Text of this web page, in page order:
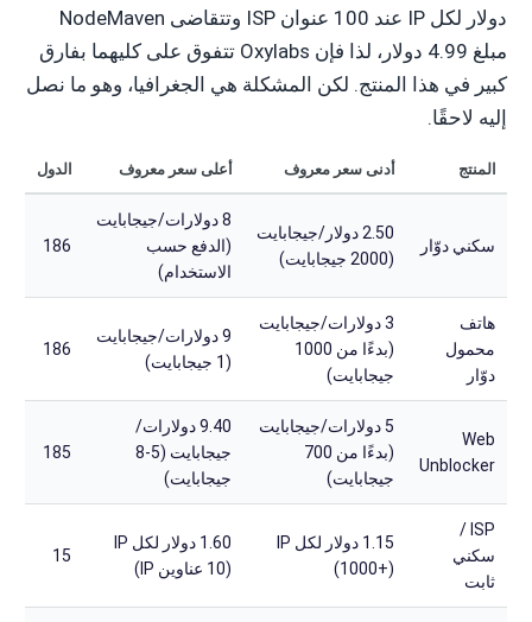
دولار لكل IP عند 100 عنوان ISP وتتقاضى NodeMaven
مبلغ 4.99 دولار، لذا فإن Oxylabs تتفوق على كليهما بفارق
كبير في هذا المنتج. لكن المشكلة هي الجغرافيا، وهو ما نصل
إليه لاحقًا.
المنتج أدنى سعر معروف أعلى سعر معروف الدول
سكني دوّار
2.50 دولار/جيجابايت
(2000 جيجابايت)
8 دولارات/جيجابايت
(الدفع حسب
الاستخدام)
186
هاتف
محمول
دوّار
3 دولارات/جيجابايت
(بدءًا من 1000
جيجابايت)
9 دولارات/جيجابايت
(1 جيجابايت)
186
Web
Unblocker
5 دولارات/جيجابايت
(بدءًا من 700
جيجابايت)
9.40 دولارات/
جيجابايت (5-8
جيجابايت)
185
ISP /
سكني
ثابت
1.15 دولار لكل IP
(1000+)
1.60 دولار لكل IP
(10 عناوين IP)
15